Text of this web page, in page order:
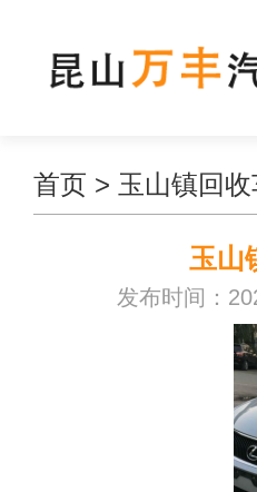
首页 > 玉山镇回收
玉山
发布时间：